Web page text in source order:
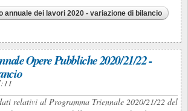
annuale dei lavori 2020 - variazione di bilancio
Opere Pubbliche 2020/21/22 -
relativi al Programma Triennale 2020/21/22 del